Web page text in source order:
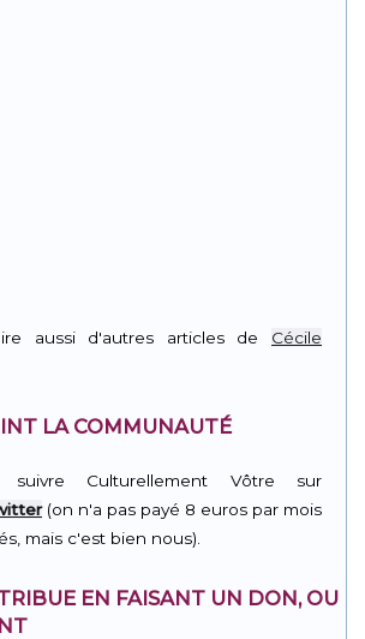
aussi d'autres articles de Cécile
LA COMMUNAUTÉ
suivre Culturellement Vôtre sur
(on n'a pas payé 8 euros par mois
mais c'est bien nous).
EN FAISANT UN DON, OU